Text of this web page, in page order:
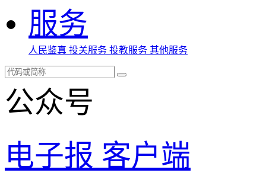
服务
人民鉴真 投关服务 投教服务 其他服务
公众号
电子报 客户端